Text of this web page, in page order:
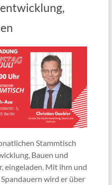
Stammtisch
Bauen und
eingeladen. Mit ihm und
wird er über